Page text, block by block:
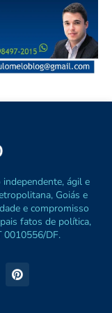
ágil e
Goiás e
e compromisso
fatos de política,
0010556/DF.